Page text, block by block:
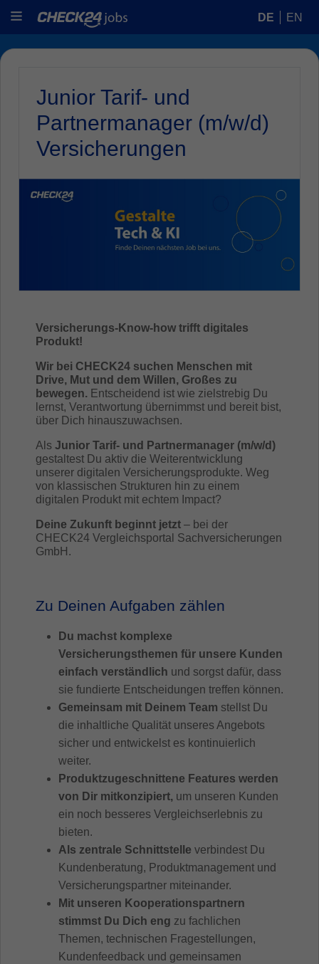
DE EN
Junior Tarif- und
Partnermanager (m/w/d)
Versicherungen
Versicherungs-Know-how trifft digitales
Produkt!
Wir bei CHECK24 suchen Menschen mit
Drive, Mut und dem Willen, Großes zu
bewegen. Entscheidend ist wie zielstrebig Du
lernst, Verantwortung übernimmst und bereit bist,
über Dich hinauszuwachsen.
Als Junior Tarif- und Partnermanager (m/w/d)
gestaltest Du aktiv die Weiterentwicklung
unserer digitalen Versicherungsprodukte. Weg
von klassischen Strukturen hin zu einem
digitalen Produkt mit echtem Impact?
Deine Zukunft beginnt jetzt – bei der
CHECK24 Vergleichsportal Sachversicherungen
GmbH.
Zu Deinen Aufgaben zählen
Du machst komplexe
Versicherungsthemen für unsere Kunden
einfach verständlich und sorgst dafür, dass
sie fundierte Entscheidungen treffen können.
Gemeinsam mit Deinem Team stellst Du
die inhaltliche Qualität unseres Angebots
sicher und entwickelst es kontinuierlich
weiter.
Produktzugeschnittene Features werden
von Dir mitkonzipiert, um unseren Kunden
ein noch besseres Vergleichserlebnis zu
bieten.
Als zentrale Schnittstelle verbindest Du
Kundenberatung, Produktmanagement und
Versicherungspartner miteinander.
Mit unseren Kooperationspartnern
stimmst Du Dich eng zu fachlichen
Themen, technischen Fragestellungen,
Kundenfeedback und gemeinsamen